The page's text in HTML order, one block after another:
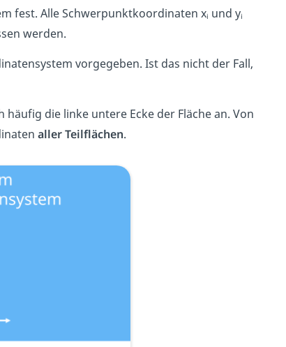
fest. Alle Schwerpunktkoordinaten xᵢ und yᵢ
werden.
vorgegeben. Ist das nicht der Fall,
die linke untere Ecke der Fläche an. Von
aller Teilflächen.